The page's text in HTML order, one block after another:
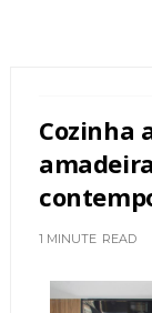
Cozinha
1 MINUTE READ